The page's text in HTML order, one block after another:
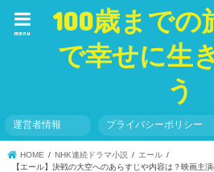
100歳までの
で幸せに生
う
menu
運営者情報 プライバシーポリシー
HOME NHK連続ドラマ小説
エール
【エール】決戦の大空へのあらすじや内容は？映画主